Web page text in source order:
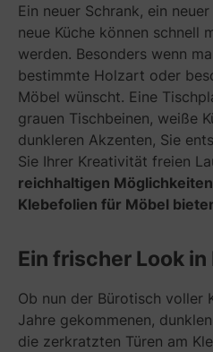
Ein neuer Schrank, ein
neue Küche können schnell
werden. Besonders wenn
bestimmte Holzart oder
Möbel wünscht. Eine
grauen Tischbeinen, weiße
dunkleren Akzenten, Sie
Sie Ihrer Kreativität freien
reichhaltigen
Klebefolien für Möbel
Ein frischer Look in
Ob nun der Bürotisch voller
Jahre gekommenen,
die zerkratzten Türen am